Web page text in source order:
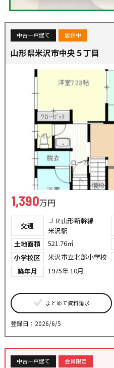
中古一戸建て 居住中
山形県米沢市中央５丁目
1,390万円
交通
ＪＲ山形新幹線
米沢駅
土地面積 521.76㎡
小学校区
米沢市立北部小学校
築年月
1975年 10月
まとめて資料請求
登録日：2026/6/5
中古一戸建て 会員限定